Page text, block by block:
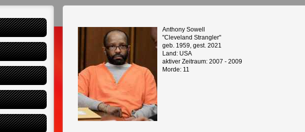
Anthony Sowell
"Cleveland Strangler"
geb. 1959, gest. 2021
Land: USA
aktiver Zeitraum: 2007 - 2009
Morde: 11